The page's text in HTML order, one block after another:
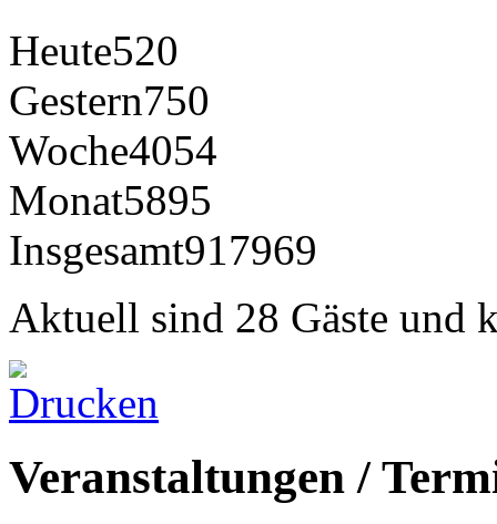
Heute520
Gestern750
Woche4054
Monat5895
Insgesamt917969
Aktuell sind 28 Gäste und
Veranstaltungen /